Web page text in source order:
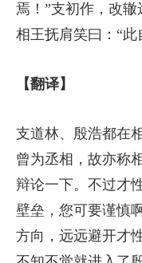
焉！”支初作，改辙
相王抚肩笑曰：“
【翻译】
支道林、殷浩都在
曾为丞相，故亦称
辩论一下。不过才
壁垒，您可要谨慎
方向，远远避开才